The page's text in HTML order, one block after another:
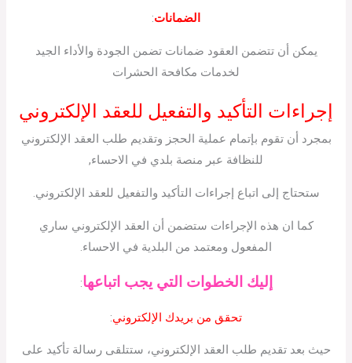
الضمانات:
يمكن أن تتضمن العقود ضمانات تضمن الجودة والأداء الجيد
لخدمات مكافحة الحشرات
إجراءات التأكيد والتفعيل للعقد الإلكتروني
بمجرد أن تقوم بإتمام عملية الحجز وتقديم طلب العقد الإلكتروني
للنظافة عبر منصة بلدي في الاحساء,
ستحتاج إلى اتباع إجراءات التأكيد والتفعيل للعقد الإلكتروني.
كما ان هذه الإجراءات ستضمن أن العقد الإلكتروني ساري
المفعول ومعتمد من البلدية في الاحساء.
إليك الخطوات التي يجب اتباعها:
تحقق من بريدك الإلكتروني:
حيث بعد تقديم طلب العقد الإلكتروني، ستتلقى رسالة تأكيد على